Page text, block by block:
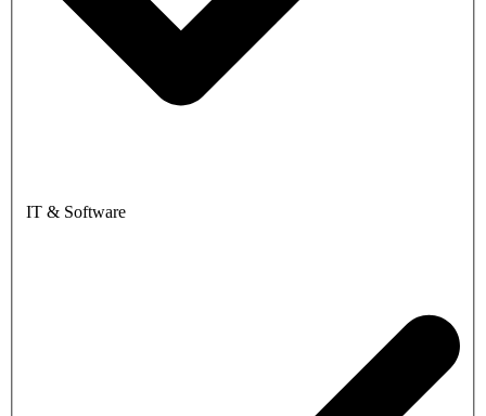
IT & Software